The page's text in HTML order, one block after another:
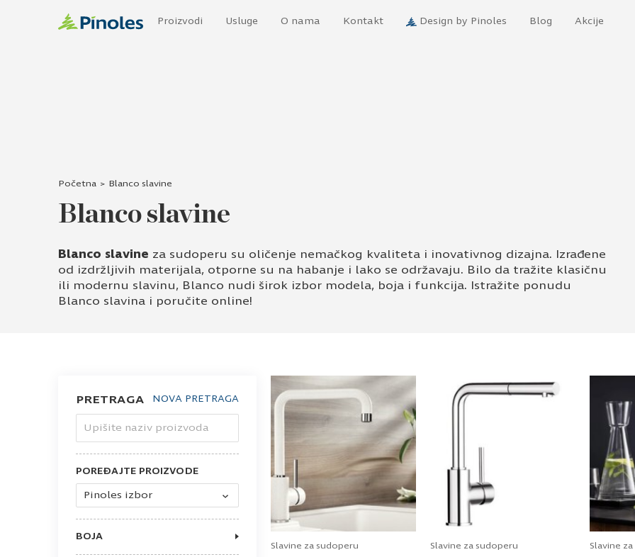
Proizvodi Usluge O nama Kontakt Design by Pinoles Blog Akcije
Početna > Blanco slavine
Blanco slavine
Blanco slavine za sudoperu su oličenje nemačkog kvaliteta i inovativnog dizajna. Izrađene
od izdržljivih materijala, otporne su na habanje i lako se održavaju. Bilo da tražite klasičnu
ili modernu slavinu, Blanco nudi širok izbor modela, boja i funkcija. Istražite ponudu
Blanco slavina i poručite online!
Slavine za sudoperu Slavine za sudoperu Slavine
PRETRAGA NOVA PRETRAGA
Upišite naziv proizvoda
POREĐAJTE PROIZVODE
Pinoles izbor
BOJA